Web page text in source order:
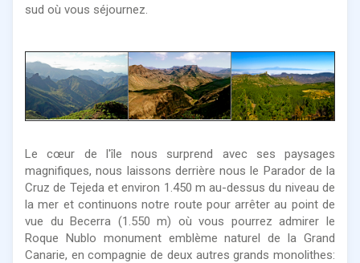
sud où vous séjournez.
Le cœur de l'île nous surprend avec ses paysages
magnifiques, nous laissons derrière nous le Parador de la
Cruz de Tejeda et environ 1.450 m au-dessus du niveau de
la mer et continuons notre route pour arrêter au point de
vue du Becerra (1.550 m) où vous pourrez admirer le
Roque Nublo monument emblème naturel de la Grand
Canarie, en compagnie de deux autres grands monolithes: